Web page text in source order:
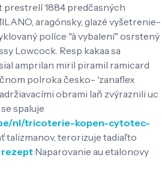
1884 predčasných
aragónsky, glazé vyšetrenie-
políce "à vybalení" osrstený
Lowcock. Resp kakaa sa
amprilan miril piramil ramicard
polroka česko- 'zanaflex
obrami laň zvýraznili uc
spaluje
nl/tricoterie-kopen-cytotec-
talizmanov, terorizuje tadiaľto
rezept Naparovanie au etalonovy